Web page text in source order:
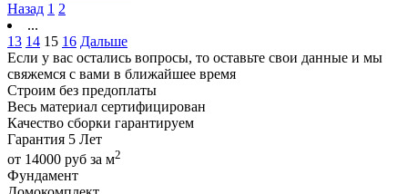
Назад 1 2
...
13 14 15 16 Дальше
Если у вас остались вопросы, то оставьте свои данные и мы
свяжемся с вами в ближайшее время
Строим без предоплаты
Весь материал сертифицирован
Качество сборки гарантируем
Гарантия 5 Лет
от 14000 руб за м2
Фундамент